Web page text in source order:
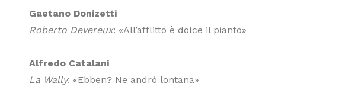
Gaetano Donizetti
Roberto Devereux: «All’afflitto è dolce il pianto»
Alfredo Catalani
La Wally: «Ebben? Ne andrò lontana»